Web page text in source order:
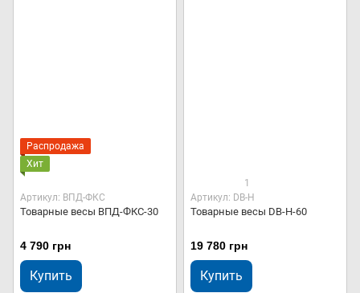
Распродажа
Хит
Артикул: ВПД-ФКС
Товарные весы ВПД-ФКС-30
4 790 грн
Купить
1
Артикул: DB-H
Товарные весы DB-H-60
19 780 грн
Купить